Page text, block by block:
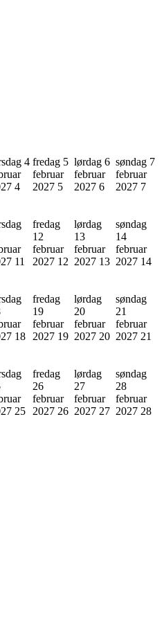
4
4
fredag 5
februar
2027 5
lørdag 6
februar
2027 6
søndag 7
februar
2027 7
11
fredag
12
februar
2027 12
lørdag
13
februar
2027 13
søndag
14
februar
2027 14
18
fredag
19
februar
2027 19
lørdag
20
februar
2027 20
søndag
21
februar
2027 21
25
fredag
26
februar
2027 26
lørdag
27
februar
2027 27
søndag
28
februar
2027 28